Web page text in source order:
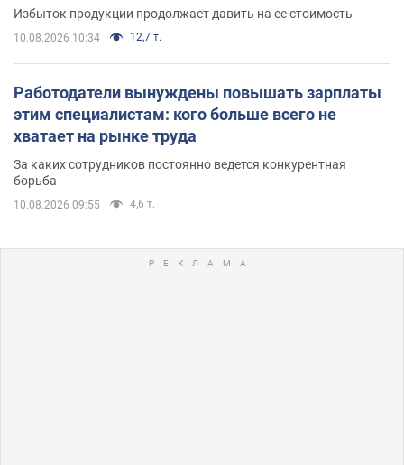
Избыток продукции продолжает давить на ее стоимость
10.08.2026 10:34 12,7 т.
Работодатели вынуждены повышать зарплаты
этим специалистам: кого больше всего не
хватает на рынке труда
За каких сотрудников постоянно ведется конкурентная
борьба
10.08.2026 09:55 4,6 т.